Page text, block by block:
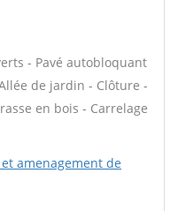
- Pavé autobloquant
de jardin - Clôture -
en bois - Carrelage
et amenagement de